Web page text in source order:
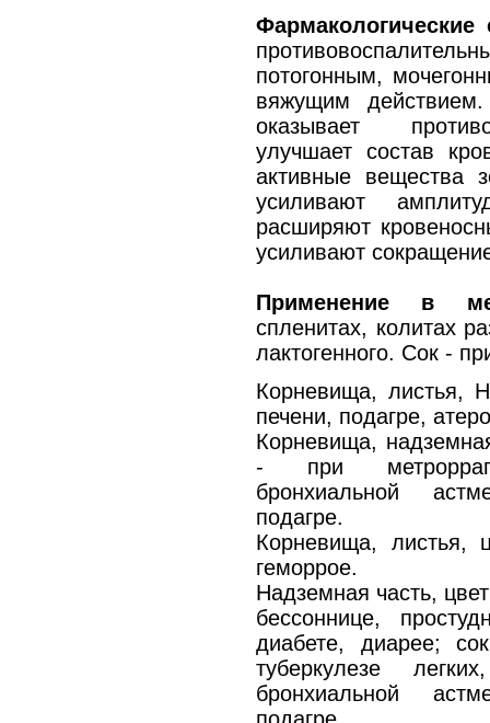
Фармакологические
потогонным,
вяжущим
оказывает
улучшает состав
активные вещества
усиливают
расширяют
усиливают
Применение в
спленитах, колитах
лактогенного. Сок -
Корневища, листья,
печени, подагре,
Корневища,
- при
бронхиальной
подагре.
Корневища, листья,
геморрое.
Надземная часть,
бессоннице,
диабете, диарее;
туберкулезе
бронхиальной